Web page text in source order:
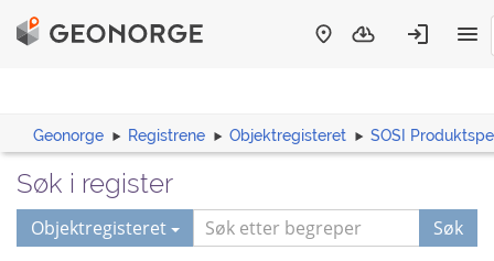
Geonorge Registrene Objektregisteret SOSI
Søk i register
Objektregisteret Søk